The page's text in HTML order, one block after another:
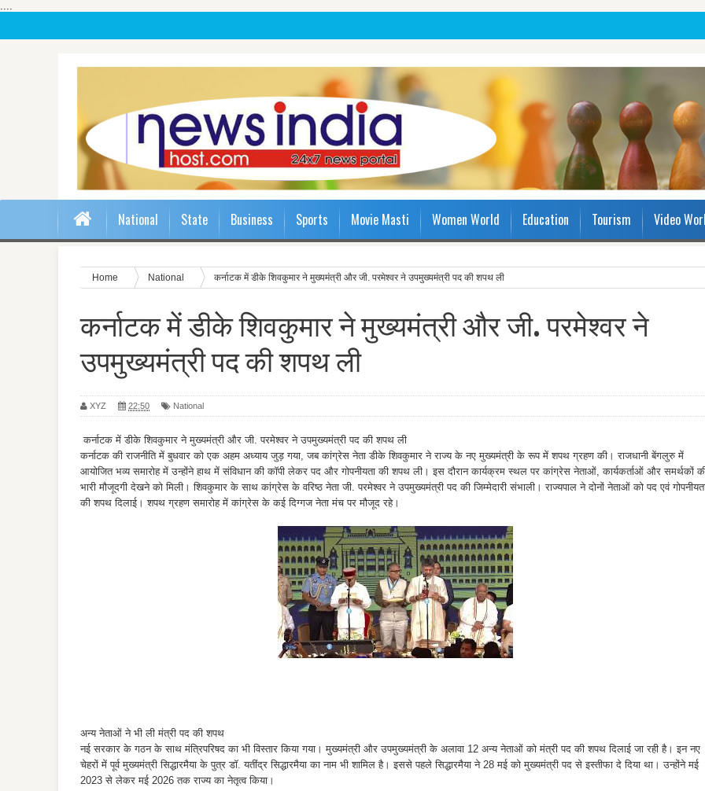
....
National State Business Sports Movie Masti Women World Education Tourism Video
Home National कर्नाटक में डीके शिवकुमार ने मुख्यमंत्री और जी. परमेश्वर ने उपमुख्यमंत्री पद की शपथ ली
कर्नाटक में डीके शिवकुमार ने मुख्यमंत्री और जी. परमेश्वर ने
उपमुख्यमंत्री पद की शपथ ली
XYZ 22:50 National
कर्नाटक में डीके शिवकुमार ने मुख्यमंत्री और जी. परमेश्वर ने उपमुख्यमंत्री पद की शपथ ली
कर्नाटक की राजनीति में बुधवार को एक अहम अध्याय जुड़ गया, जब कांग्रेस नेता डीके शिवकुमार ने राज्य के नए मुख्यमंत्री के रूप में शपथ ग्रहण की। राजधानी बेंगलुरु में
आयोजित भव्य समारोह में उन्होंने हाथ में संविधान की कॉपी लेकर पद और गोपनीयता की शपथ ली। इस दौरान कार्यक्रम स्थल पर कांग्रेस नेताओं, कार्यकर्ताओं और समर्थकों
भारी मौजूदगी देखने को मिली। शिवकुमार के साथ कांग्रेस के वरिष्ठ नेता जी. परमेश्वर ने उपमुख्यमंत्री पद की जिम्मेदारी संभाली। राज्यपाल ने दोनों नेताओं को पद एवं
की शपथ दिलाई। शपथ ग्रहण समारोह में कांग्रेस के कई दिग्गज नेता मंच पर मौजूद रहे।
अन्य नेताओं ने भी ली मंत्री पद की शपथ
नई सरकार के गठन के साथ मंत्रिपरिषद का भी विस्तार किया गया। मुख्यमंत्री और उपमुख्यमंत्री के अलावा 12 अन्य नेताओं को मंत्री पद की शपथ दिलाई जा रही है। इन नए
चेहरों में पूर्व मुख्यमंत्री सिद्धारमैया के पुत्र डॉ. यतींद्र सिद्धारमैया का नाम भी शामिल है। इससे पहले सिद्धारमैया ने 28 मई को मुख्यमंत्री पद से इस्तीफा दे दिया था। उन्होंने मई
2023 से लेकर मई 2026 तक राज्य का नेतृत्व किया।